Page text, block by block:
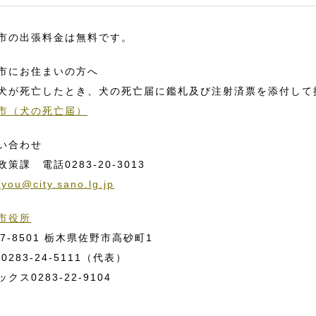
の出張料金は無料です。
にお住まいの方へ
が死亡したとき、犬の死亡届に鑑札及び注射済票を添付して
（犬の死亡届）
合わせ
策課 電話0283-20-3013
役所
8501 栃木県佐野市高砂町1
0283-24-5111（代表）
クス0283-22-9104